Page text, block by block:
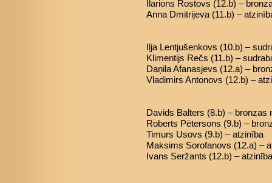
Ilarions Rostovs (12.b) –
Anna Dmitrijeva (11.b) –
Iļja Lentjušenkovs (10.b) –
Klimentijs Rečs (11.b) –
Daņila Afanasjevs (12.a) –
Vladimirs Antonovs (12.b) –
Davids Balters (8.b) – bronzas
Roberts Pētersons (9.b) –
Timurs Usovs (9.b) – atzinība
Maksims Sorofanovs (12.a) –
Ivans Seržants (12.b) – atzinība